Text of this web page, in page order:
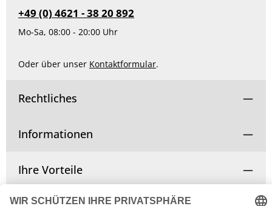
+49 (0) 4621 - 38 20 892
Mo-Sa, 08:00 - 20:00 Uhr
Oder über unser Kontaktformular.
Rechtliches
Informationen
Ihre Vorteile